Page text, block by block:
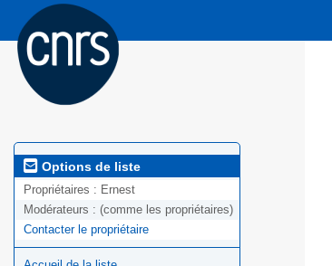
Options de liste
Propriétaires : Ernest
Modérateurs : (comme les propriétaires)
Contacter le propriétaire